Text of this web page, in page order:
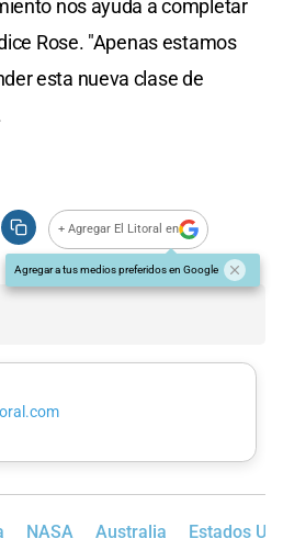
nos ayuda a completar
Rose. "Apenas estamos
esta nueva clase de
+ Agregar El Litoral en
Agregar a tus medios preferidos en Google
NASA Australia Estados